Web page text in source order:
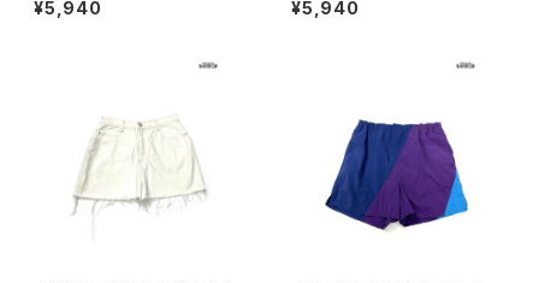
(btu2605005)
¥5,940
u2606009)
¥5,940